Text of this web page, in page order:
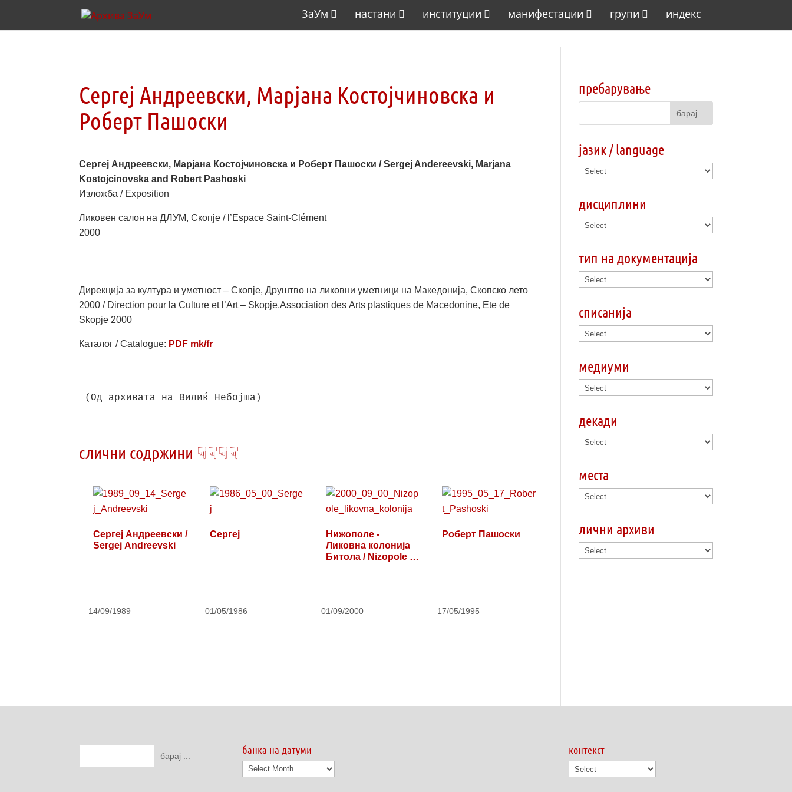
ЗаУм настани институции манифестации групи индекс
Сергеј Андреевски, Марјана Костојчиновска и
Роберт Пашоски
Сергеј Андреевски, Марјана Костојчиновска и Роберт Пашоски / Sergej Andereevski, Marjana
Kostojcinovska and Robert Pashoski
Изложба / Exposition
Ликовен салон на ДЛУМ, Скопје / l’Espace Saint-Clément
2000
Дирекција за култура и уметност – Скопје, Друштво на ликовни уметници на Македонија, Скопско лето
2000 / Direction pour la Culture et l’Art – Skopje,Association des Аrts plastiques de Мacedonine, Ete de
Skopje 2000
Каталог / Catalogue: PDF mk/fr
(Од архивата на Вилиќ Небојша)
слични содржини ☟☟☟☟
Сергеј Андреевски /
Sergej Andreevski
14/09/1989
Сергеј
01/05/1986
Нижополе -
Ликовна колонија
Битола / Nizopole -
01/09/2000
Роберт Пашоски
17/05/1995
пребарување
јазик / language
дисциплини
тип на документација
списанија
медиуми
декади
места
лични архиви
банка на датуми
банка
контекст